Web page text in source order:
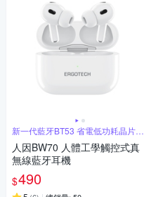
新一代藍牙BT53 省電低功耗晶片設
計
人因BW70 人體工學觸控式真
無線藍牙耳機
$490